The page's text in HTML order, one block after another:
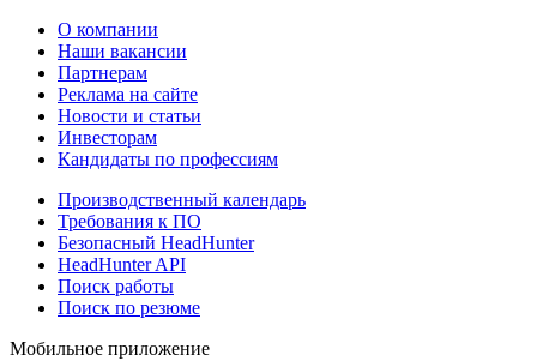
О компании
Наши вакансии
Партнерам
Реклама на сайте
Новости и статьи
Инвесторам
Кандидаты по профессиям
Производственный календарь
Требования к ПО
Безопасный HeadHunter
HeadHunter API
Поиск работы
Поиск по резюме
Мобильное приложение